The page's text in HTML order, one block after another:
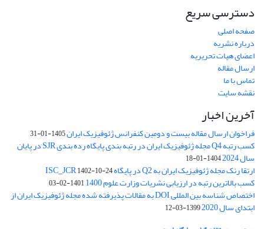
دسترسی سریع
صفحه اصلی
درباره نشریه
اعضای هیات تحریریه
ارسال مقاله
تماس با ما
نقشه سایت
آخرین اخبار
فراخوان ارسال مقاله بیست و دومین کنفرانس ژئوفیزیک ایران1405-01-31
کسب رتبه Q4 مجله ژئوفیزیک ایران در رتبه بندی پایگاه رده بندی SJR در پایان
سال 2024 1404-01-18
ارتقا رنک مجله ژئوفیزیک ایران به Q2 در پایگاه ISC_JCR 1402-10-24
کسب بالاترین رتبه در ارزیابی نشریات وزارت علوم 1400 1401-02-03
اختصاص شناسه بین المللی DOI به مقالات پذیرفته شده مجله ژئوفیزیک ایران از
ابتدای سال 2020 1399-03-12